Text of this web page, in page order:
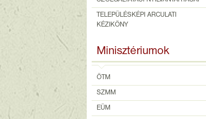
TELEPÜLÉSKÉPI ARCULATI
KÉZIKÖNY
Minisztériumok
ÖTM
SZMM
EÜM